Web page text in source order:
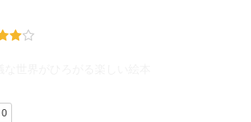
0